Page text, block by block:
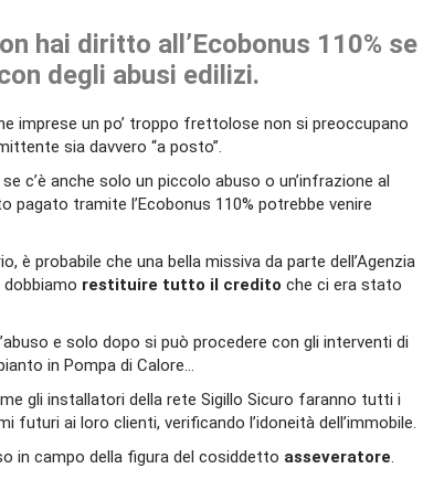
hai diritto all’Ecobonus 110% se
degli abusi edilizi.
imprese un po’ troppo frettolose non si preoccupano
sia davvero “a posto”.
c’è anche solo un piccolo abuso o un’infrazione al
pagato tramite l’Ecobonus 110% potrebbe venire
è probabile che una bella missiva da parte dell’Agenzia
dobbiamo restituire tutto il credito che ci era stato
e solo dopo si può procedere con gli interventi di
in Pompa di Calore…
gli installatori della rete Sigillo Sicuro faranno tutti i
futuri ai loro clienti, verificando l’idoneità dell’immobile.
in campo della figura del cosiddetto asseveratore.